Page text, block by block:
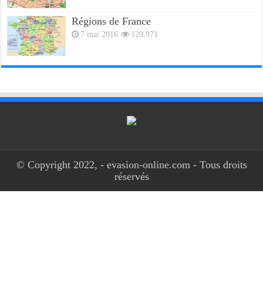
Régions de France
7 mai 2016 129,971
© Copyright 2022, - evasion-online.com - Tous droits
réservés